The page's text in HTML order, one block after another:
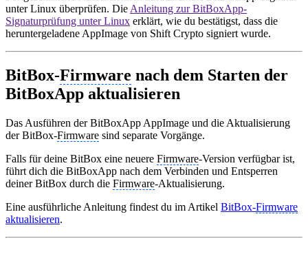
unter Linux überprüfen. Die Anleitung zur BitBoxApp-
Signaturprüfung unter Linux erklärt, wie du bestätigst, dass die
heruntergeladene AppImage von Shift Crypto signiert wurde.
BitBox-Firmware nach dem Starten der
BitBoxApp aktualisieren
Das Ausführen der BitBoxApp AppImage und die Aktualisierung
der BitBox-Firmware sind separate Vorgänge.
Falls für deine BitBox eine neuere Firmware-Version verfügbar ist,
führt dich die BitBoxApp nach dem Verbinden und Entsperren
deiner BitBox durch die Firmware-Aktualisierung.
Eine ausführliche Anleitung findest du im Artikel BitBox-Firmware
aktualisieren.